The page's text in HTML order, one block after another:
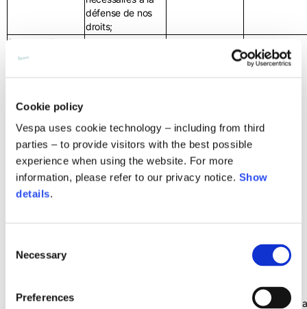
Cookie policy
Vespa uses cookie technology – including from third
parties – to provide visitors with the best possible
experience when using the website. For more
information, please refer to our privacy notice. Show
details.
Selection
Necessary
Preferences
défense de nos
droits;
Respect des
obligations
campagnes de
rappel– Nous
pouvons traiter
vos données
personnelles
pour remplir les
obligations
(par ex. en
matière fiscale,
blanchiment) et
de naissance, le
pays de
résidence;
- Coordonnées de
contact telles que
La